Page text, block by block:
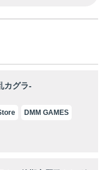
カグラ-
DMM GAMES